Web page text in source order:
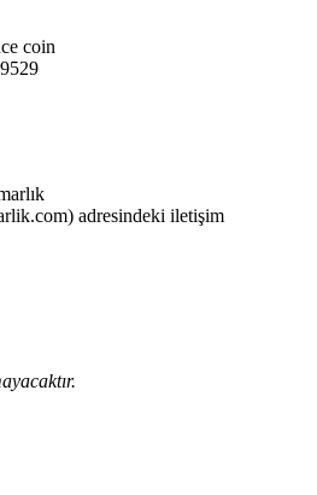
coin
adresindeki iletişim